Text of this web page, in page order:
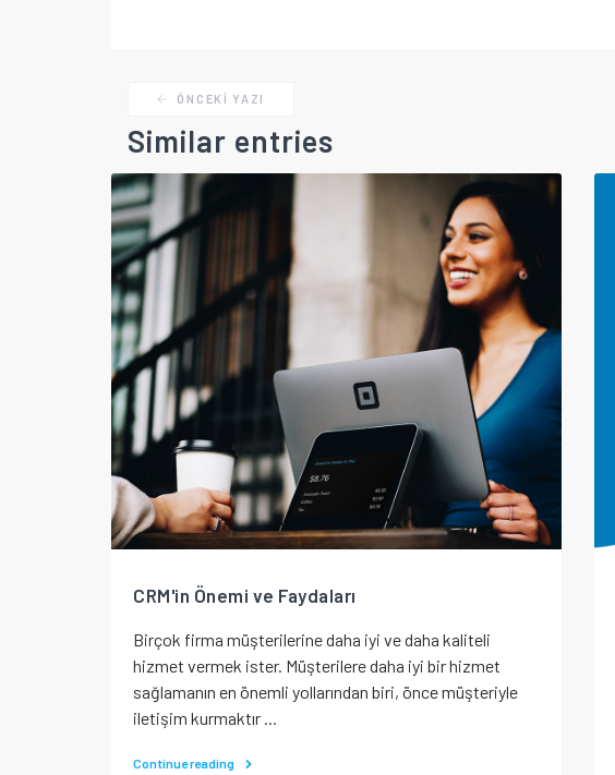
ÖNCEKI YAZI
Similar entries
CRM'in Önemi ve Faydaları
Birçok firma müşterilerine daha iyi ve daha kaliteli
hizmet vermek ister. Müşterilere daha iyi bir hizmet
sağlamanın en önemli yollarından biri, önce müşteriyle
iletişim kurmaktır ...
Continue reading